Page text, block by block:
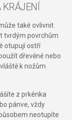
KRÁJENÍ
také ovlivnit
tvrdým povrchům
otupují ostří
dřevěné nebo
k nožům
z prkénka
pánve, vždy
neotupíte